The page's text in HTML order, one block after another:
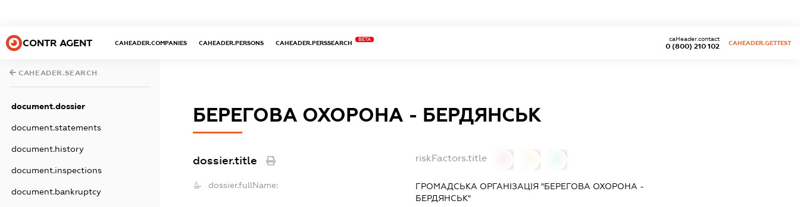
CONTR AGENT CAHEADER.COMPANIES CAHEADER.PERSONS CAHEADER.PERSSEARCH
BETA
0 (800) 210 102
caHeader.contact
CAHEADER.GETTEST
CAHEADER.SEARCH
document.dossier
document.statements
document.history
document.inspections
document.bankruptcy
БЕРЕГОВА ОХОРОНА - БЕРДЯНСЬК
dossier.title riskFactors.title
dossier.fullName:
ГРОМАДСЬКА ОРГАНІЗАЦІЯ "БЕРЕГОВА ОХОРОНА -
БЕРДЯНСЬК"